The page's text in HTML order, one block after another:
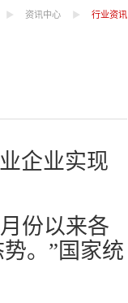
资讯中心 行业资讯
企业实现
份以来各
。”国家统